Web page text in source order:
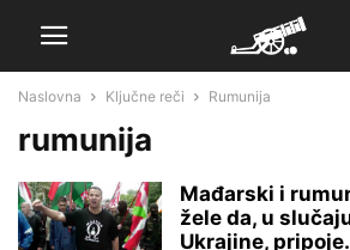
Naslovna Ključne reči Rumunija
rumunija
Mađarski i
žele da, u
Ukrajine,